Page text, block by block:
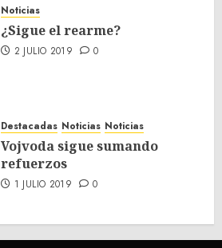
Noticias
¿Sigue el rearme?
2 JULIO 2019 0
Destacadas Noticias Noticias
Vojvoda sigue sumando
refuerzos
1 JULIO 2019 0